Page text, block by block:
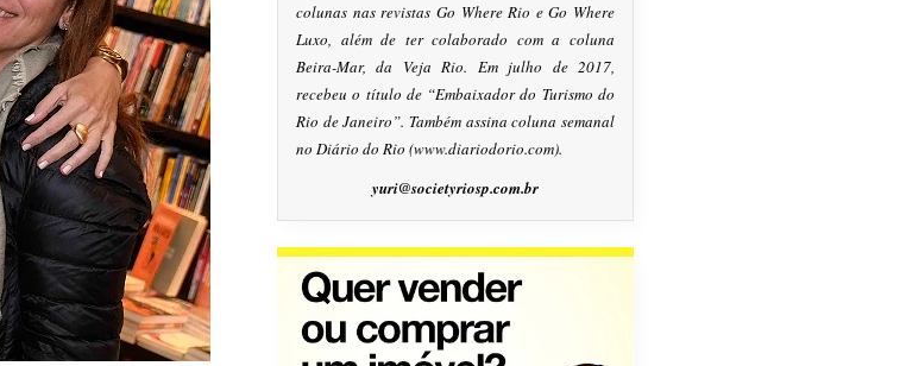
colunas nas revistas Go Where Rio e Go Where
Luxo, além de ter colaborado com a coluna
Beira-Mar, da Veja Rio. Em julho de 2017,
recebeu o título de “Embaixador do Turismo do
Rio de Janeiro”. Também assina coluna semanal
no Diário do Rio (www.diariodorio.com).
yuri@societyriosp.com.br